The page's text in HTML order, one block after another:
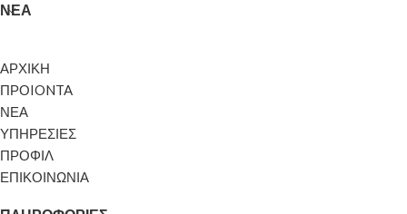
ΝΈΑ
ΑΡΧΙΚΗ
ΠΡΟIONTA
ΝΕΑ
ΥΠΗΡΕΣΙΕΣ
ΠΡΟΦΙΛ
ΕΠΙΚΟΙΝΩΝΙΑ